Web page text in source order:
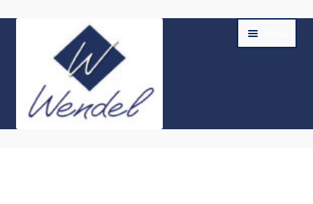
Navigation
springen
springen